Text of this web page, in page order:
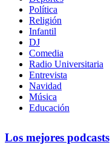
Política
Religión
Infantil
DJ
Comedia
Radio Universitaria
Entrevista
Navidad
Música
Educación
Los mejores podcasts